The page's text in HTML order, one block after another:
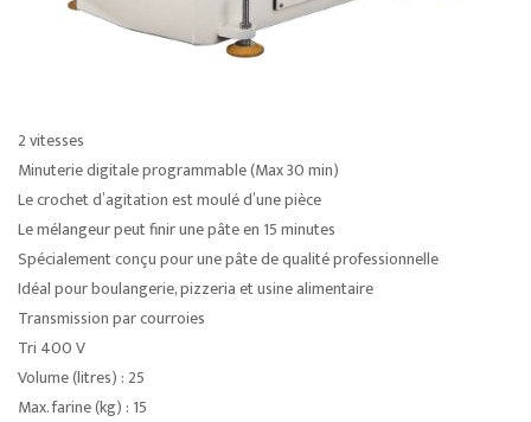
2 vitesses
Minuterie digitale programmable (Max 30 min)
Le crochet d’agitation est moulé d’une pièce
Le mélangeur peut finir une pâte en 15 minutes
Spécialement conçu pour une pâte de qualité professionnelle
Idéal pour boulangerie, pizzeria et usine alimentaire
Transmission par courroies
Tri 400 V
Volume (litres) : 25
Max. farine (kg) : 15